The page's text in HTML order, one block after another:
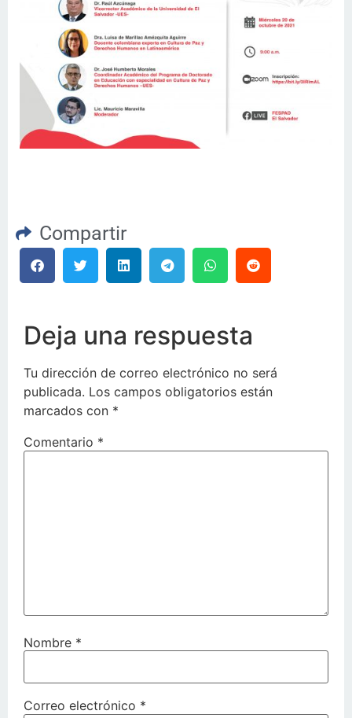
Compartir
Deja una respuesta
Tu dirección de correo electrónico no será
publicada. Los campos obligatorios están
marcados con *
Comentario *
Nombre *
Correo electrónico *